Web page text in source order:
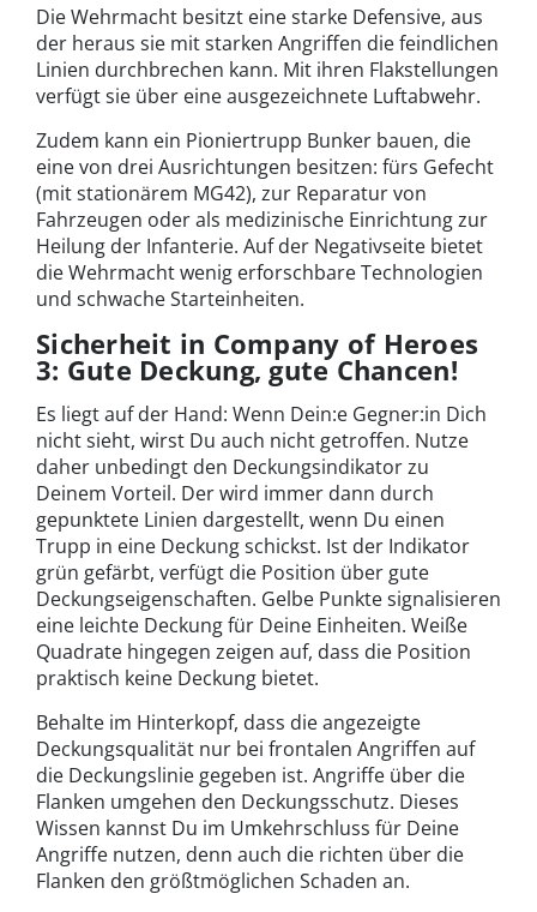
Die Wehrmacht besitzt eine starke Defensive, aus
der heraus sie mit starken Angriffen die feindlichen
Linien durchbrechen kann. Mit ihren Flakstellungen
verfügt sie über eine ausgezeichnete Luftabwehr.
Zudem kann ein Pioniertrupp Bunker bauen, die
eine von drei Ausrichtungen besitzen: fürs Gefecht
(mit stationärem MG42), zur Reparatur von
Fahrzeugen oder als medizinische Einrichtung zur
Heilung der Infanterie. Auf der Negativseite bietet
die Wehrmacht wenig erforschbare Technologien
und schwache Starteinheiten.
Sicherheit in Company of Heroes
3: Gute Deckung, gute Chancen!
Es liegt auf der Hand: Wenn Dein:e Gegner:in Dich
nicht sieht, wirst Du auch nicht getroffen. Nutze
daher unbedingt den Deckungsindikator zu
Deinem Vorteil. Der wird immer dann durch
gepunktete Linien dargestellt, wenn Du einen
Trupp in eine Deckung schickst. Ist der Indikator
grün gefärbt, verfügt die Position über gute
Deckungseigenschaften. Gelbe Punkte signalisieren
eine leichte Deckung für Deine Einheiten. Weiße
Quadrate hingegen zeigen auf, dass die Position
praktisch keine Deckung bietet.
Behalte im Hinterkopf, dass die angezeigte
Deckungsqualität nur bei frontalen Angriffen auf
die Deckungslinie gegeben ist. Angriffe über die
Flanken umgehen den Deckungsschutz. Dieses
Wissen kannst Du im Umkehrschluss für Deine
Angriffe nutzen, denn auch die richten über die
Flanken den größtmöglichen Schaden an.